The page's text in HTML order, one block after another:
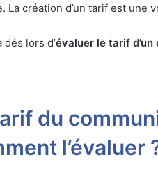
La création d’un tarif est une
dés lors d’évaluer le tarif
du
l’évaluer